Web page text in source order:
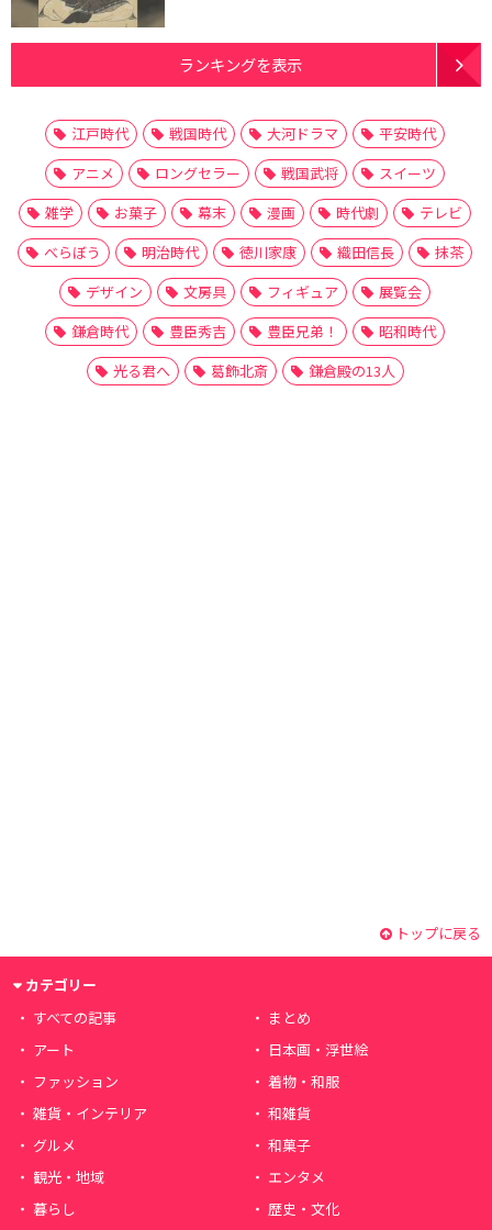
ランキングを表示
江戸時代 戦国時代 大河ドラマ
平安時代
アニメ
ロングセラー 戦国武将
スイーツ
雑学
お菓子 幕末 漫画 時代劇
テレビ
べらぼう
明治時代 徳川家康 織田信長
抹茶
デザイン
文房具 フィギュア
展覧会
鎌倉時代
豊臣秀吉 豊臣兄弟！
昭和時代
光る君へ
葛飾北斎 鎌倉殿の13人
トップに戻る
カテゴリー
すべての記事
まとめ
アート
日本画・浮世絵
ファッション
着物・和服
雑貨・インテリア
和雑貨
グルメ
和菓子
観光・地域
エンタメ
暮らし
歴史・文化